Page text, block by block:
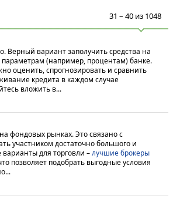
31 – 40 из 1048
Верный вариант заполучить средства на
(например, процентам) банке.
оценить, спрогнозировать и сравнить
кредита в каждом случае
вложить в...
фондовых рынках. Это связано с
участником достаточно большого и
для торговли –лучшие брокеры
позволяет подобрать выгодные условия